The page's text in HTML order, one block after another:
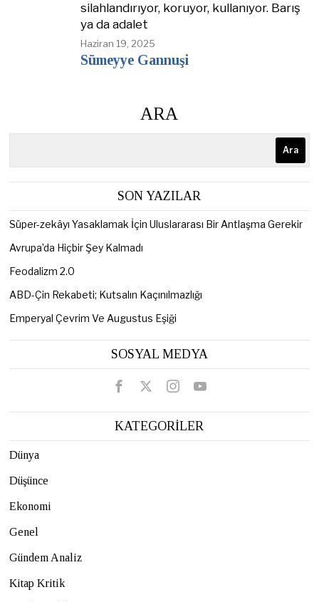
silahlandırıyor, koruyor, kullanıyor. Barış
ya da adalet
Haziran 19, 2025
Sümeyye Gannuşi
ARA
Ara
SON YAZILAR
Süper-zekâyı Yasaklamak İçin Uluslararası Bir Antlaşma Gerekir
Avrupa’da Hiçbir Şey Kalmadı
Feodalizm 2.0
ABD-Çin Rekabeti; Kutsalın Kaçınılmazlığı
Emperyal Çevrim Ve Augustus Eşiği
SOSYAL MEDYA
KATEGORİLER
Dünya
Düşünce
Ekonomi
Genel
Gündem Analiz
Kitap Kritik